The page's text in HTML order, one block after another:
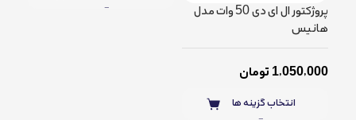
پروژکتور ال ای دی 50 وات مدل
هانیس
1,050,000 تومان
انتخاب گزینه ها